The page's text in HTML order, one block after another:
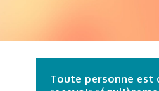
Toute personne est